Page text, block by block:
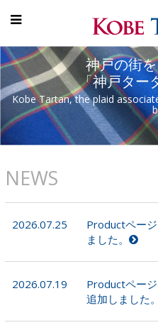
神戸の街
「神戸ター
Kobe Tartan, the plaid
NEWS
2026.07.25
Productペー
ました。
2026.07.19
Productペー
追加しました。